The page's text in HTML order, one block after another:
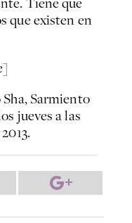
que existen en
Sarmiento
jueves a las